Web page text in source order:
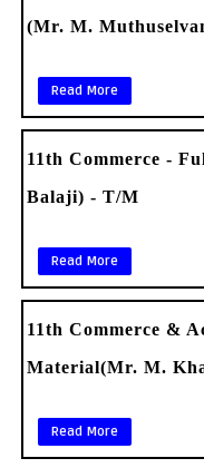
(Mr. M.
Read More
11th Commerce -
Balaji) - T/M
Read More
11th Commerce &
Material(Mr. M.
Read More